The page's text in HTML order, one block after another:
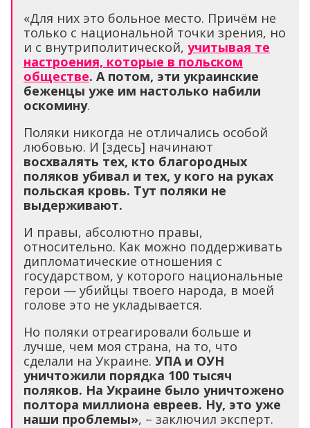
«Для них это больное место. Причём не
только с национальной точки зрения, но
и с внутриполитической, учитывая те
настроения, которые в польском
обществе. А потом, эти украинские
беженцы уже им настолько набили
оскомину.
Поляки никогда не отличались особой
любовью. И [здесь] начинают
восхвалять тех, кто благородных
поляков убивал и тех, у кого на руках
польская кровь. Тут поляки не
выдерживают.
И правы, абсолютно правы,
относительно. Как можно поддерживать
дипломатические отношения с
государством, у которого национальные
герои — убийцы твоего народа, в моей
голове это не укладывается.
Но поляки отреагировали больше и
лучше, чем моя страна, на то, что
сделали на Украине. УПА и ОУН
уничтожили порядка 100 тысяч
поляков. На Украине было уничтожено
полтора миллиона евреев. Ну, это уже
наши проблемы», – заключил эксперт.